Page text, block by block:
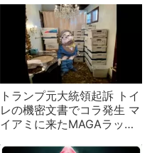
トランプ元大統領起訴 トイ
レの機密文書でコラ発生 マ
イアミに来たMAGAラッパ